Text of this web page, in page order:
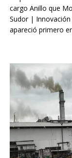
cargo Anillo que
Sudor | Innovación
apareció primero